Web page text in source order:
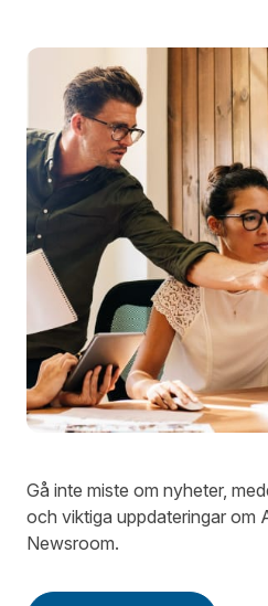
Gå inte miste om nyheter,
och viktiga uppdateringar om
Newsroom.